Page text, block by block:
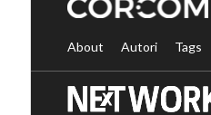
About Autori Tags